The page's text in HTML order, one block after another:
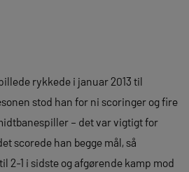
rykkede i januar 2013 til
stod han for ni scoringer og fire
– det var vigtigt for
scorede han begge mål, så
2-1 i sidste og afgørende kamp mod